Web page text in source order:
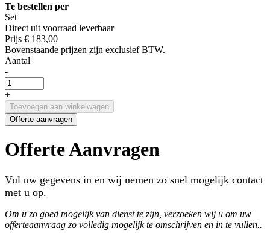
Te bestellen per
Set
Direct uit voorraad leverbaar
Prijs € 183,00
Bovenstaande prijzen zijn exclusief BTW.
Aantal
-
+
Toevoegen aan winkelwagen
Offerte aanvragen
Offerte Aanvragen
Vul uw gegevens in en wij nemen zo snel mogelijk contact
met u op.
Om u zo goed mogelijk van dienst te zijn, verzoeken wij u om uw
offerteaanvraag zo volledig mogelijk te omschrijven en in te vullen..